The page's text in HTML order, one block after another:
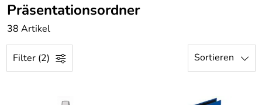
Präsentationsordner
38 Artikel
Filter (2) Sortieren